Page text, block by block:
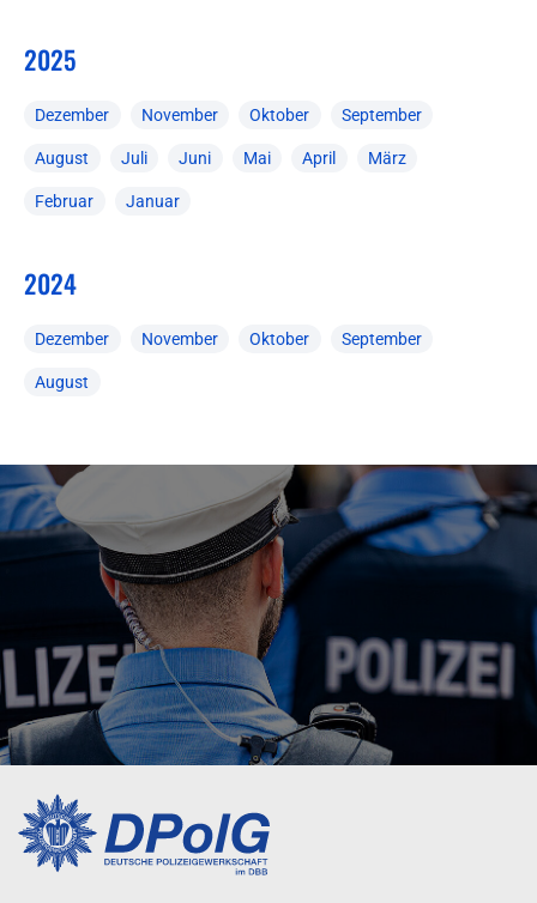
2025
Dezember November Oktober September
August Juli Juni Mai April März
Februar Januar
2024
Dezember November Oktober September
August